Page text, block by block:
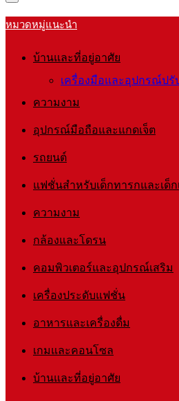
หมวดหมู่แนะนำ
บ้านและที่อยู่อาศัย
เครื่องมือและอุปกรณ์ปรั
ความงาม
อุปกรณ์มือถือและแกดเจ็ต
รถยนต์
แฟชั่นสำหรับเด็กทารกและเด็ก
ความงาม
กล้องและโดรน
คอมพิวเตอร์และอุปกรณ์เสริม
เครื่องประดับแฟชั่น
อาหารและเครื่องดื่ม
เกมและคอนโซล
บ้านและที่อยู่อาศัย